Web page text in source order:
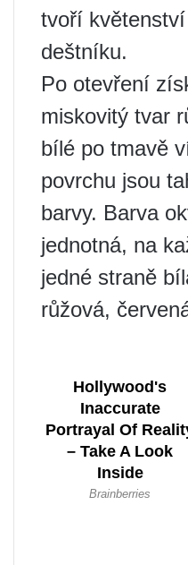
tvoří
deštníku.
Po otevření
miskovitý tvar
bílé po tmavě
povrchu jsou
barvy. Barva
jednotná, na
jedné straně
růžová,